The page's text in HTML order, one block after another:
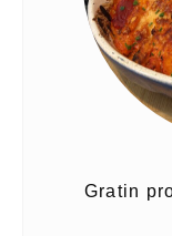
Gratin